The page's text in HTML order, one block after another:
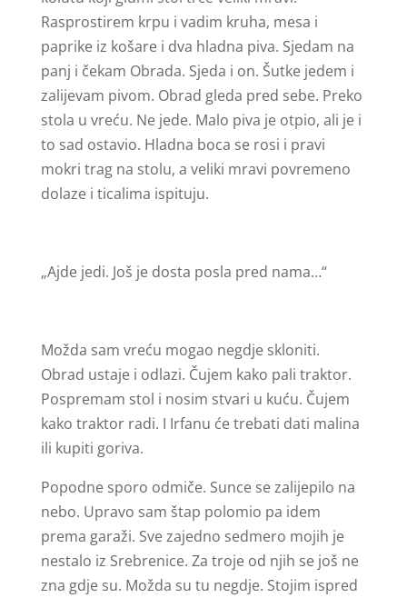
Rasprostirem krpu i vadim kruha, mesa i
paprike iz košare i dva hladna piva. Sjedam na
panj i čekam Obrada. Sjeda i on. Šutke jedem i
zalijevam pivom. Obrad gleda pred sebe. Preko
stola u vreću. Ne jede. Malo piva je otpio, ali je i
to sad ostavio. Hladna boca se rosi i pravi
mokri trag na stolu, a veliki mravi povremeno
dolaze i ticalima ispituju.
„Ajde jedi. Još je dosta posla pred nama…“
Možda sam vreću mogao negdje skloniti.
Obrad ustaje i odlazi. Čujem kako pali traktor.
Pospremam stol i nosim stvari u kuću. Čujem
kako traktor radi. I Irfanu će trebati dati malina
ili kupiti goriva.
Popodne sporo odmiče. Sunce se zalijepilo na
nebo. Upravo sam štap polomio pa idem
prema garaži. Sve zajedno sedmero mojih je
nestalo iz Srebrenice. Za troje od njih se još ne
zna gdje su. Možda su tu negdje. Stojim ispred